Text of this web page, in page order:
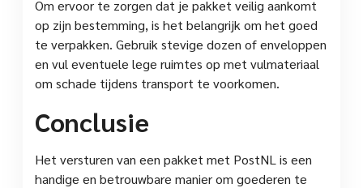
Om ervoor te zorgen dat je pakket veilig aankomt
op zijn bestemming, is het belangrijk om het goed
te verpakken. Gebruik stevige dozen of enveloppen
en vul eventuele lege ruimtes op met vulmateriaal
om schade tijdens transport te voorkomen.
Conclusie
Het versturen van een pakket met PostNL is een
handige en betrouwbare manier om goederen te